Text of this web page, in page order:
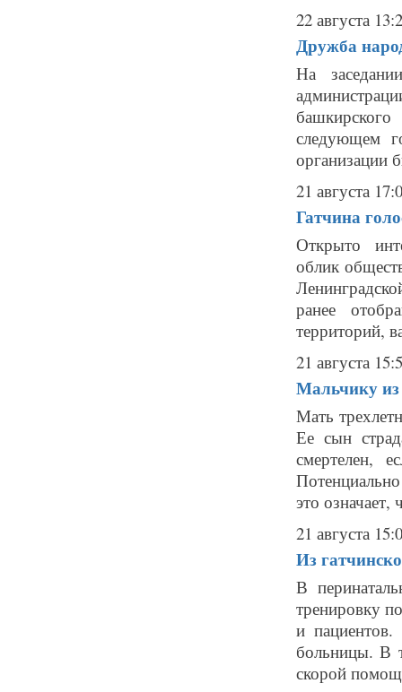
22 августа
Дружба
На
следующем
организации
21 августа
Гатчина
Открыто
облик
ранее
территорий,
21 августа
Мальчику
Мать
Ее сын
смертелен,
это означает,
21 августа
Из
В
тренировку
и
больницы. В
скорой